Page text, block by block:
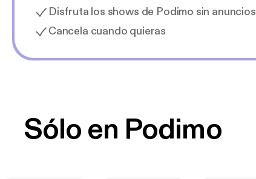
Disfruta los shows de Podimo sin anuncios
Cancela cuando quieras
Sólo en Podimo